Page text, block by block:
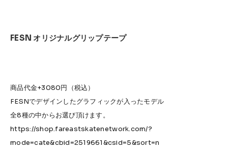
FESN オリジナルグリップテープ
商品代金+3080円（税込）
FESNでデザインしたグラフィックが入ったモデル
全8種の中からお選び頂けます。
https://shop.fareastskatenetwork.com/?
mode=cate&cbid=2519661&csid=5&sort=n